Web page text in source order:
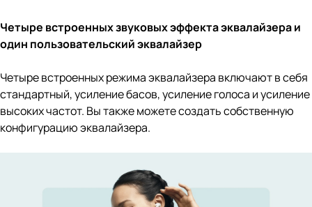
Четыре встроенных звуковых эффекта эквалайзера и
один пользовательский эквалайзер
Четыре встроенных режима эквалайзера включают в себя
стандартный, усиление басов, усиление голоса и усиление
высоких частот. Вы также можете создать собственную
конфигурацию эквалайзера.